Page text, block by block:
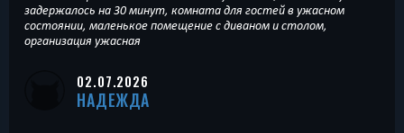
задержалось на 30 минут, комната для гостей в ужасном
состоянии, маленькое помещение с диваном и столом,
организация ужасная
02.07.2026
НАДЕЖДА